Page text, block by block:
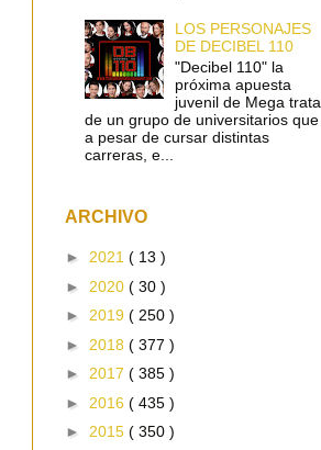
LOS PERSONAJES
DE DECIBEL 110
"Decibel 110" la
próxima apuesta
juvenil de Mega trata
de un grupo de universitarios que
a pesar de cursar distintas
carreras, e...
ARCHIVO
► 2021 ( 13 )
► 2020 ( 30 )
► 2019 ( 250 )
► 2018 ( 377 )
► 2017 ( 385 )
► 2016 ( 435 )
► 2015 ( 350 )